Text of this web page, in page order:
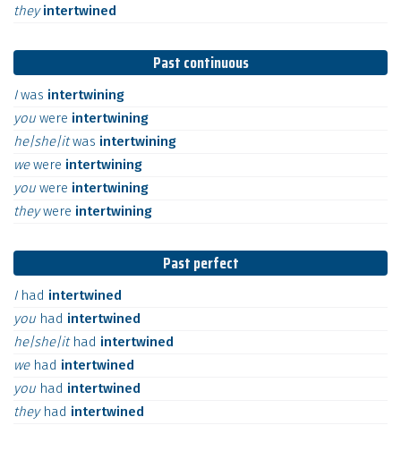
theyintertwined
Past continuous
Iwas intertwining
you were intertwining
he|she|itwas intertwining
wewere intertwining
you were intertwining
theywere intertwining
Past perfect
I had intertwined
you had intertwined
he|she|it had intertwined
we had intertwined
you had intertwined
they had intertwined